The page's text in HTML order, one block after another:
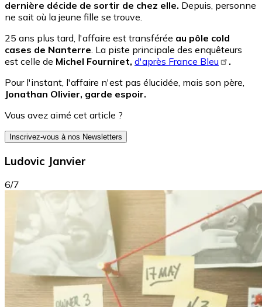
dernière décide de sortir de chez elle. Depuis, personne
ne sait où la jeune fille se trouve.
25 ans plus tard, l'affaire est transférée au pôle cold
cases de Nanterre . La piste principale des enquêteurs
est celle de Michel Fourniret, d'après France Bleu
.
Pour l'instant, l'affaire n'est pas élucidée, mais son père,
Jonathan Olivier, garde espoir.
Vous avez aimé cet article ?
Inscrivez-vous à nos Newsletters
Ludovic Janvier
6/7